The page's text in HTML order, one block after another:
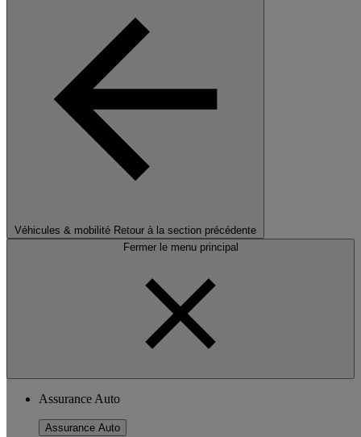
Véhicules & mobilité Retour à la section précédente
Fermer le menu principal
Assurance Auto
Assurance Auto